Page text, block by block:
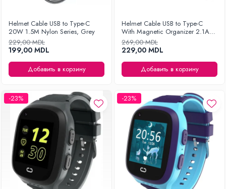
Helmet Cable USB to Type-C
20W 1.5M Nylon Series, Grey
229,00 MDL
199,00 MDL
Добавить в корзину
Helmet Cable USB to Type-C
With Magnetic Organizer 2.1A
1m, White
269,00 MDL
229,00 MDL
Добавить в корзину
-23% -23%